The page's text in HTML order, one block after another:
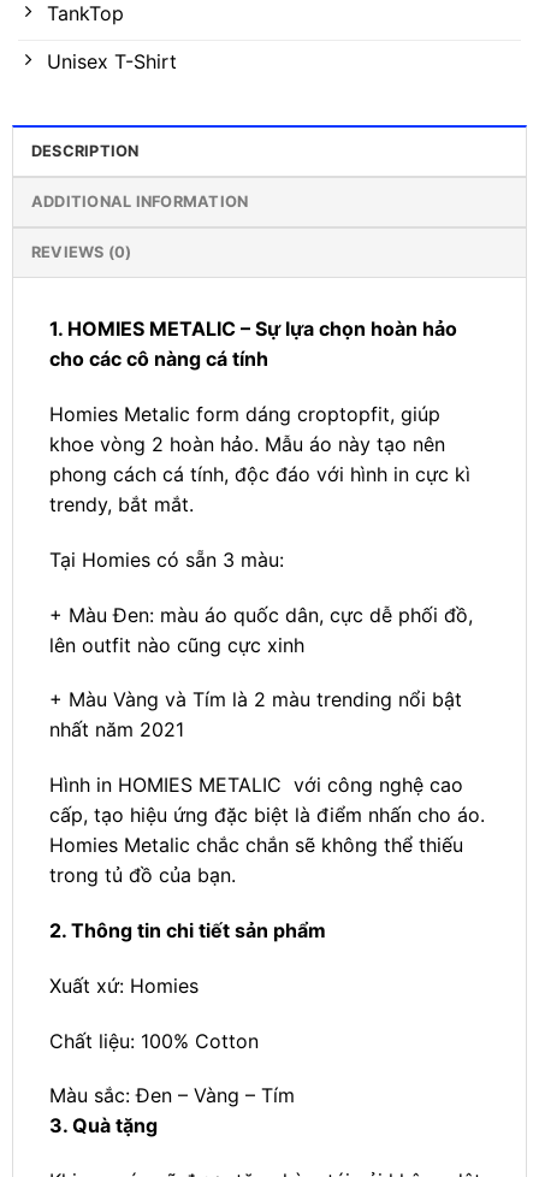
TankTop
Unisex T-Shirt
DESCRIPTION
ADDITIONAL INFORMATION
REVIEWS (0)
1. HOMIES METALIC – Sự lựa chọn hoàn hảo
cho các cô nàng cá tính
Homies Metalic form dáng croptopfit, giúp
khoe vòng 2 hoàn hảo. Mẫu áo này tạo nên
phong cách cá tính, độc đáo với hình in cực kì
trendy, bắt mắt.
Tại Homies có sẵn 3 màu:
+ Màu Đen: màu áo quốc dân, cực dễ phối đồ,
lên outfit nào cũng cực xinh
+ Màu Vàng và Tím là 2 màu trending nổi bật
nhất năm 2021
Hình in HOMIES METALIC với công nghệ cao
cấp, tạo hiệu ứng đặc biệt là điểm nhấn cho áo.
Homies Metalic chắc chắn sẽ không thể thiếu
trong tủ đồ của bạn.
2. Thông tin chi tiết sản phẩm
Xuất xứ: Homies
Chất liệu: 100% Cotton
Màu sắc: Đen – Vàng – Tím
3. Quà tặng